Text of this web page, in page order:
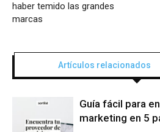
haber temido las grandes
marcas
Artículos relacionados
Guía fácil para
marketing en 5